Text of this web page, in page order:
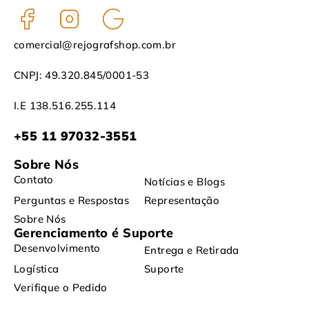
comercial@rejografshop.com.br
CNPJ: 49.320.845/0001-53
I.E 138.516.255.114
+55 11 97032-3551
Sobre Nós
Contato
Notícias e Blogs
Perguntas e Respostas
Representação
Sobre Nós
Gerenciamento é Suporte
Desenvolvimento
Entrega e Retirada
Logística
Suporte
Verifique o Pedido